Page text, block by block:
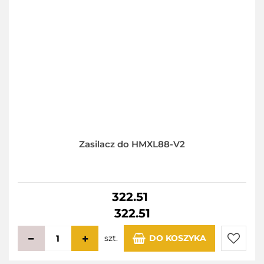
Zasilacz do HMXL88-V2
322.51
322.51
szt. DO KOSZYKA